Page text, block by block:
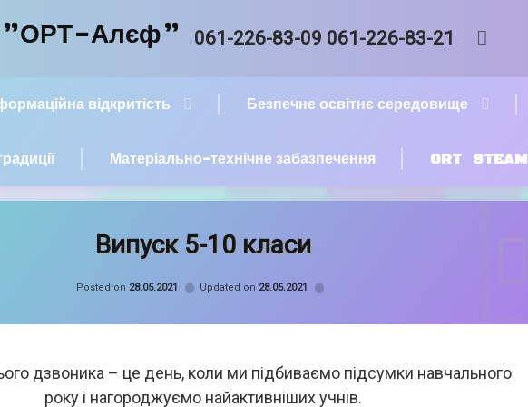
"ОРТ-Алєф" Tel:
061-226-83-09 061-226-83-21
відкритість Безпечне освітнє середовище
Матеріально-технічне забазпечення ORT STEAM
Випуск 5-10 класи
Posted on 28.05.2021 Updated on 28.05.2021
дзвоника – це день, коли ми підбиваємо підсумки навчального
року і нагороджуємо найактивніших учнів.